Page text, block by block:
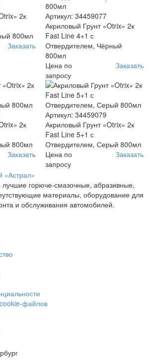
2к
800мл
Заказать
Артикул: 34459077
Акриловый Грунт «Otrix» 2к
Fast Line 4+1 с
Отвердителем, Чёрный
800мл
Цена по
запросу
Заказать
2к
800мл
Заказать
Артикул: 34459079
Акриловый Грунт «Otrix» 2к
Fast Line 5+1 с
Отвердителем, Серый 800мл
Цена по
запросу
Заказать
горюче-смазочные, абразивные,
материалы, оборудование для
и обслуживания автомобилей.
файлов